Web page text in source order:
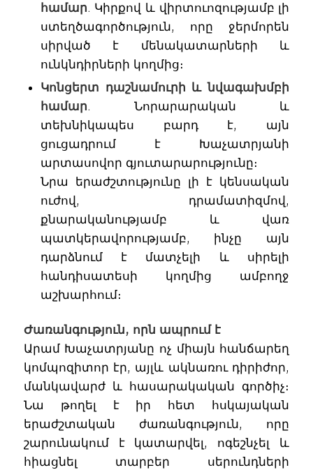
համար. Կիրքով և վիրտուոզությամբ լի
ստեղծագործություն, որը ջերմորեն
սիրված է մենակատարների և
ունկնդիրների կողմից։
Կոնցերտ դաշնամուրի և նվագախմբի
համար. Նորարարական և
տեխնիկապես բարդ է, այն
ցուցադրում է Խաչատրյանի
արտասովոր գյուտարարությունը։
Նրա երաժշտությունը լի է կենսական
ուժով, դրամատիզմով,
քնարականությամբ և վառ
պատկերավորությամբ, ինչը այն
դարձնում է մատչելի և սիրելի
հանդիսատեսի կողմից ամբողջ
աշխարհում։
Ժառանգություն, որն ապրում է
Արամ Խաչատրյանը ոչ միայն հանճարեղ
կոմպոզիտոր էր, այլև ակնառու դիրիժոր,
մանկավարժ և հասարակական գործիչ։
Նա թողել է իր հետ հսկայական
երաժշտական ժառանգություն, որը
շարունակում է կատարվել, ոգեշնչել և
հիացնել տարբեր սերունդների